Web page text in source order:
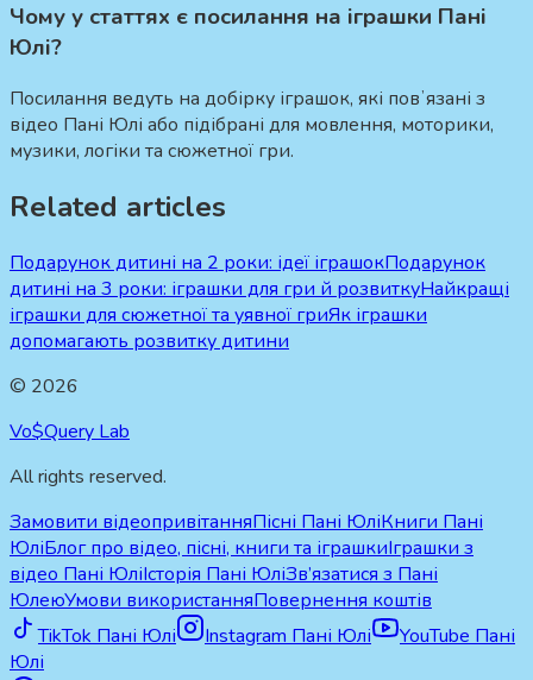
Чому у статтях є посилання на іграшки Пані
Юлі?
Посилання ведуть на добірку іграшок, які повʼязані з
відео Пані Юлі або підібрані для мовлення, моторики,
музики, логіки та сюжетної гри.
Related articles
Подарунок дитині на 2 роки: ідеї іграшокПодарунок
дитині на 3 роки: іграшки для гри й розвиткуНайкращі
іграшки для сюжетної та уявної гриЯк іграшки
допомагають розвитку дитини
© 2026
Vo$Query Lab
All rights reserved.
Замовити відеопривітанняПісні Пані ЮліКниги Пані
ЮліБлог про відео, пісні, книги та іграшкиІграшки з
відео Пані ЮліІсторія Пані ЮліЗв’язатися з Пані
ЮлеюУмови використанняПовернення коштів
TikTok Пані Юлі
Instagram Пані Юлі
YouTube Пані
Юлі